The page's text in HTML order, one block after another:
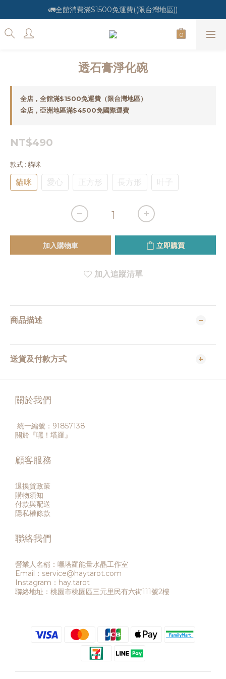
🚛全館消費滿$1500免運費((限台灣地區))
透石膏淨化碗
全店，全館滿$1500免運費（限台灣地區）
全店，亞洲地區滿$4500免國際運費
NT$490
款式 : 貓咪
貓咪 愛心 正方形 長方形 叶子
加入購物車 立即購買
加入追蹤清單
商品描述
送貨及付款方式
關於我們
統一編號：91857138
關於『嘿！塔羅』
顧客服務
退換貨政策
購物須知
付款與配送
隱私權條款
聯絡我們
營業人名稱：嘿塔羅能量水晶工作室
Email：service@haytarot.com
Instagram：hay.tarot
聯絡地址：桃園市桃園區三元里民有六街111號2樓